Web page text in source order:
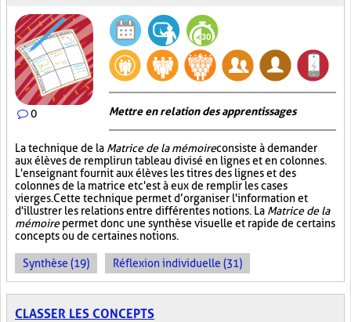
0 Mettre en relation des apprentissages
La technique de la Matrice de la mémoireconsiste à demander
aux élèves de remplir un tableau divisé en lignes et en colonnes.
L'enseignant fournit aux élèves les titres des lignes et des
colonnes de la matrice et c'est à eux de remplir les cases
vierges. Cette technique permet d’organiser l'information et
d'illustrer les relations entre différentes notions. La Matrice de la
mémoirepermet donc une synthèse visuelle et rapide de certains
concepts ou de certaines notions.
Synthèse (19) Réflexion individuelle (31)
CLASSER LES CONCEPTS